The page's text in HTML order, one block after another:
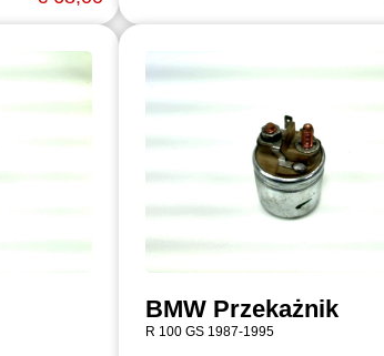
BMW Przekażnik
R 100 GS 1987-1995